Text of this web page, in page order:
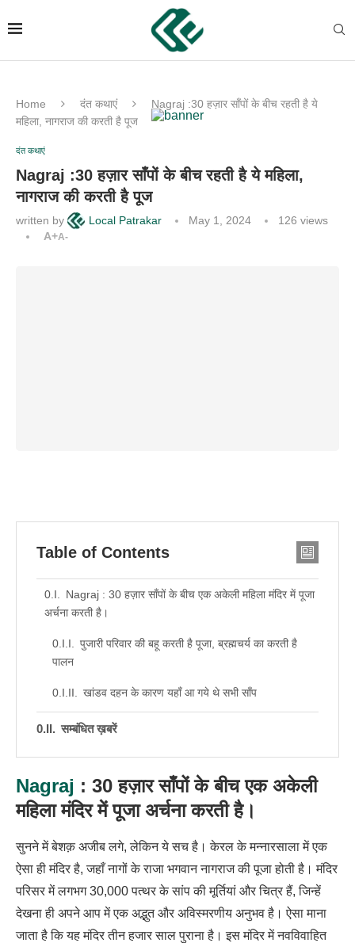
Home दंत कथाएं
Nagraj :30 हज़ार साँपों के बीच रहती है ये
महिला, नागराज की करती है पूज
दंत कथाएं
Nagraj :30 हज़ार साँपों के बीच रहती है ये महिला,
नागराज की करती है पूज
written by Local Patrakar May 1, 2024 126 views
A+A-
Table of Contents
Nagraj : 30 हज़ार साँपों के बीच एक अकेली महिला मंदिर में पूजा
अर्चना करती है।
पुजारी परिवार की बहू करती है पूजा, ब्रह्मचर्य का करती है
पालन
खांडव दहन के कारण यहाँ आ गये थे सभी साँप
सम्बंधित ख़बरें
Nagraj : 30 हज़ार साँपों के बीच एक अकेली
महिला मंदिर में पूजा अर्चना करती है।
सुनने में बेशक़ अजीब लगे, लेकिन ये सच है। केरल के मन्नारसाला में एक
ऐसा ही मंदिर है, जहाँ नागों के राजा भगवान नागराज की पूजा होती है। मंदिर
परिसर में लगभग 30,000 पत्थर के सांप की मूर्तियां और चित्र हैं, जिन्हें
देखना ही अपने आप में एक अद्भुत और अविस्मरणीय अनुभव है। ऐसा माना
जाता है कि यह मंदिर तीन हजार साल पुराना है। इस मंदिर में नवविवाहित